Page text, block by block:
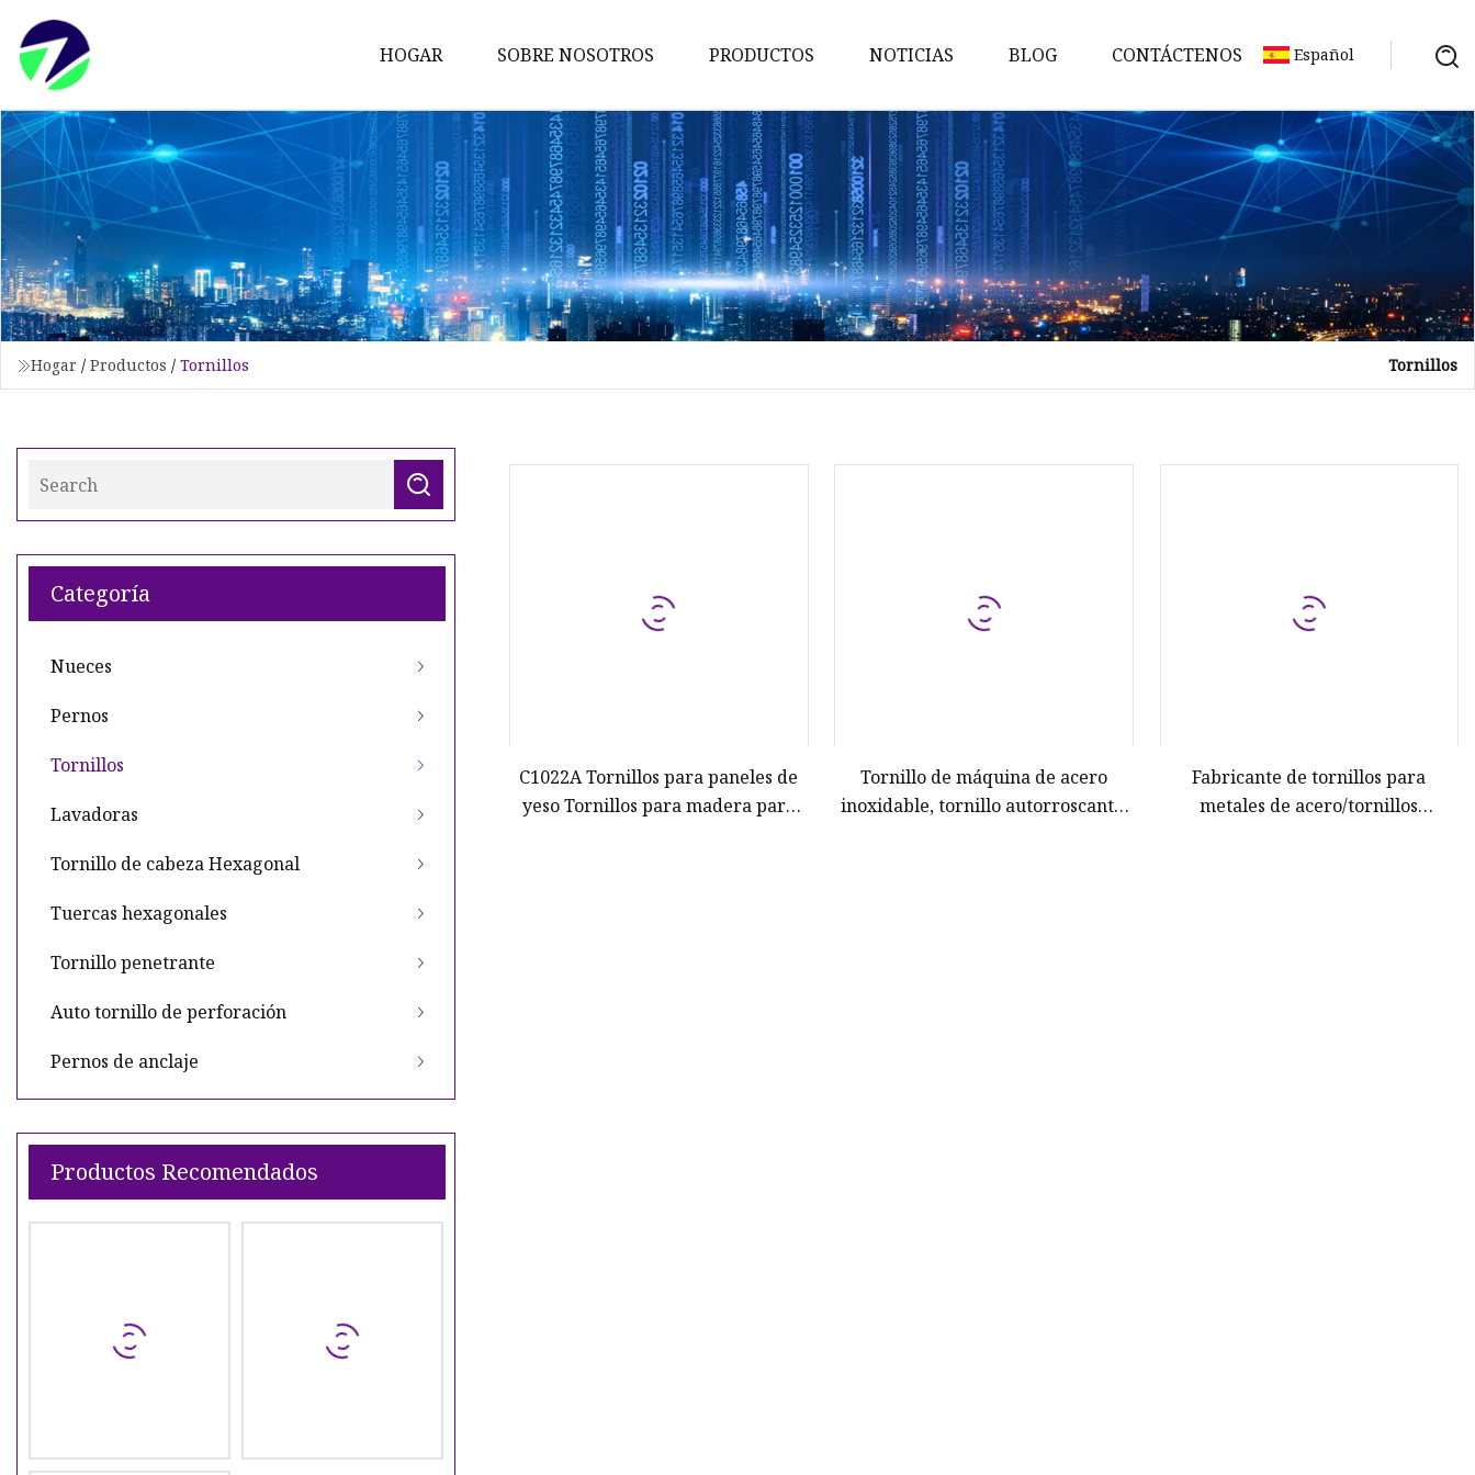
HOGAR SOBRE NOSOTROS PRODUCTOS
Nueces
Pernos
Tornillos
Lavadoras
Tornillo de cabeza Hexagonal
Tuercas hexagonales
NOTICIAS BLOG CONTÁCTENOS Español
Hogar / Productos / Tornillos Tornillos
Categoría
Nueces
Pernos
Tornillos
Lavadoras
Tornillo de cabeza Hexagonal
Tuercas hexagonales
Tornillo penetrante
Auto tornillo de perforación
Pernos de anclaje
Productos Recomendados
C1022A Tornillos para paneles de
yeso Tornillos para madera para
Tornillo de máquina de acero
inoxidable, tornillo autorroscante,
Fabricante de tornillos para
metales de acero/tornillos